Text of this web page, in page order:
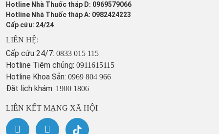
Hotline Nhà Thuốc tháp D: 0969579066
Hotline Nhà Thuốc tháp A: 0982424223
Cấp cứu: 24/24
LIÊN HỆ:
Cấp cứu 24/7: 0833 015 115
Hotline Tiêm chủng: 0911615115
Hotline Khoa Sản: 0969 804 966
Đặt lịch khám: 1900 1806
LIÊN KẾT MẠNG XÃ HỘI